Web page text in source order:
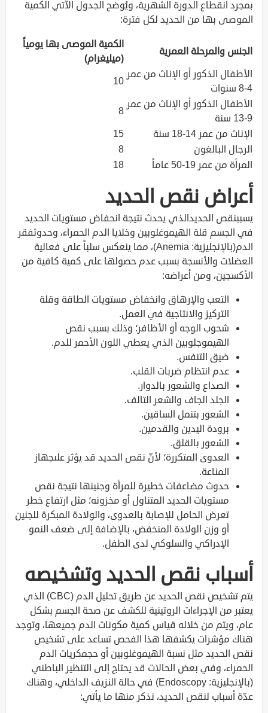
بمجرد انقطاع الدورة الشهرية، ويُوضح الجدول الآتي الكمية
الموصى بها من الحديد لكل فترة:
الجنس والمرحلة العمرية
الكمية الموصى بها يومياً
(ميليغرام)
الأطفال الذكور أو الإناث من عمر
4-8 سنوات
10
الأطفال الذكور أو الإناث من عمر
9-13 سنة
8
الإناث من عمر 14-18 سنة
15
الرجال البالغون
8
المرأة من عمر 19-50 عاماً
18
أعراض نقص الحديد
يسببنقص الحديدالذي يحدث نتيجة انحفاض مستويات الحديد
في الجسم قلة الهيموغلوبين وخلايا الدم الحمراء، وحدوثفقر
الدم(بالإنجليزية: Anemia)، مما ينعكس سلباً على فعالية
العضلات والأنسجة بسبب عدم حصولها على كمية كافية من
الأكسجين، ومن أعراضه:
التعب والإرهاق وانخفاض مستويات الطاقة وقلة
التركيز والانتاجية في العمل.
شحوب الوجه أو الأظافر؛ وذلك بسبب نقص
الهيموجلوبين الذي يعطي اللون الأحمر للدم.
ضيق التنفس.
عدم انتظام ضربات القلب.
الصداع والشعور بالدوار.
الجلد الجاف والشعر التالف.
الشعور بتنمل الساقين.
برودة اليدين والقدمين.
الشعور بالقلق.
العدوى المتكررة؛ لأنّ نقص الحديد قد يؤثر علىجهاز
المناعة.
حدوث مضاعفات خطيرة للمرأة وجنينها نتيجة نقص
مستويات الحديد المتناول أو مخزونه؛ مثل ارتفاع خطر
تعرض الحامل للإصابة بالعدوى، والولادة المبكرة للجنين
أو وزن الولادة المنخفض، بالإضافة إلى ضعف النمو
الإدراكي والسلوكي لدى الطفل.
أسباب نقص الحديد وتشخيصه
يتم تشخيص نقص الحديد عن طريق تحليل الدم (CBC) الذي
يعتبر من الإجراءات الروتينية للكشف عن صحة الجسم بشكل
عام، ويتم من خلاله قياس كمية مكونات الدم جميعها، وتوجد
هناك مؤشرات يكشفها هذا الفحص تساعد على تشخيص
نقص الحديد مثل نسبة الهيموغلوبين أو حجمكريات الدم
الحمراء، وفي بعض الحالات قد يحتاج إلى التنظير الباطني
(بالإنجليزية: Endoscopy) في حالة النزيف الداخلي، وهناك
عدّة أسباب لنقص الحديد، نذكر منها ما يأتي: